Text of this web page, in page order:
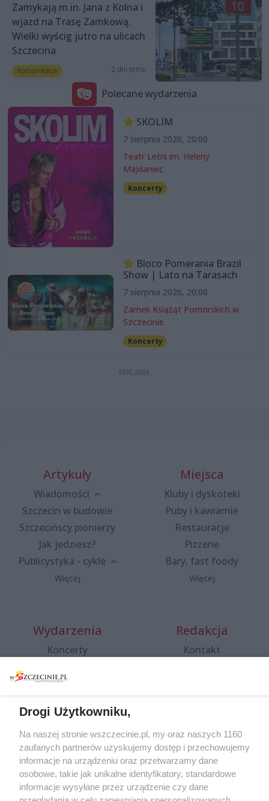
Zamykają m.in. Jana z Kolna i
wjazd na Trasę Zamkową.
Wielki wyścig jutro na ulicach
Szczecina
Komunikacja 2 dni temu
Polecane wydarzenia
SKOLIM
7 sierpnia 2026, 20:00
Teatr Letni im. Heleny
Majdaniec
Koncerty
Bloco Pomerania Brazil
Show | Lato na Tarasach
7 sierpnia 2026, 20:00
Zamek Książąt Pomorskich w
Szczecinie
Koncerty
Artykuły
Wiadomości
Szczecin w budowie
Szczecińscy pionierzy
Jak jedziesz?
Publicystyka - cykle
Więcej
Miejsca
Kluby i dyskoteki
Puby i kawiarnie
Restauracje
Pizzerie
Bary, fast foody
Więcej
Wydarzenia
Koncerty
Spacery i oprowadzania
targi
Wernisaże
Więcej
Redakcja
Kontakt
Specjalny koncert z okazji
20. urodzin portalu
wSzczecinie.pl
Regulamin konkursów
śniadaniówka "Hej
Drogi Użytkowniku,
Na naszej stronie wszczecinie.pl, my oraz naszych 1160
zaufanych partnerów uzyskujemy dostęp i przechowujemy
informacje na urządzeniu oraz przetwarzamy dane
osobowe, takie jak unikalne identyfikatory, standardowe
informacje wysyłane przez urządzenie czy dane